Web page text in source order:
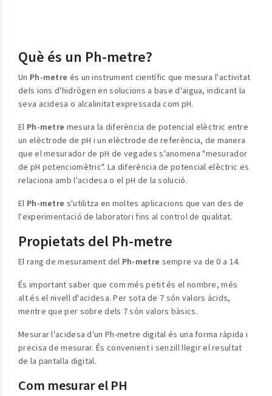
Què és un Ph-metre?
Un Ph-metre és un instrument científic que mesura l'activitat
dels ions d'hidrògen en solucions a base d'aigua, indicant la
seva acidesa o alcalinitat expressada com pH.
El Ph-metre mesura la diferència de potencial elèctric entre
un elèctrode de pH i un elèctrode de referència, de manera
que el mesurador de pH de vegades s'anomena "mesurador
de pH potenciomètric". La diferència de potencial elèctric es
relaciona amb l'acidesa o el pH de la solució.
El Ph-metre s'utilitza en moltes aplicacions que van des de
l'experimentació de laboratori fins al control de qualitat.
Propietats del Ph-metre
El rang de mesurament del Ph-metre sempre va de 0 a 14.
És important saber que com més petit és el nombre, més
alt és el nivell d'acidesa. Per sota de 7 són valors àcids,
mentre que per sobre dels 7 són valors bàsics.
Mesurar l'acidesa d'un Ph-metre digital és una forma ràpida i
precisa de mesurar. És convenient i senzill llegir el resultat
de la pantalla digital.
Com mesurar el PH